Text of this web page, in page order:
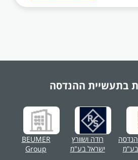
בתעשיית ההנדסה
בע"מ
רודה ושוורץ
ישראל בע"מ
BEUMER
Group